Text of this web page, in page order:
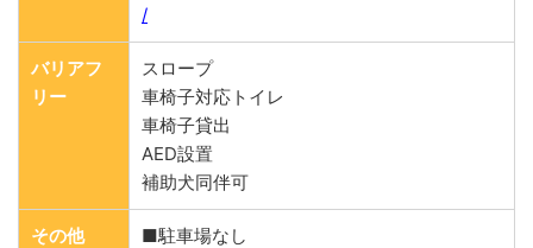
/
バリアフ
リー
スロープ
車椅子対応トイレ
車椅子貸出
AED設置
補助犬同伴可
その他
■駐車場なし